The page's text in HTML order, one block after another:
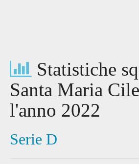
Statistiche
Santa Maria
l'anno 2022
Serie D